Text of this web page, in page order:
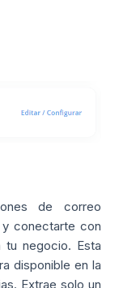
de correo
conectarte con
tu negocio. Esta
disponible en la
Extrae solo un